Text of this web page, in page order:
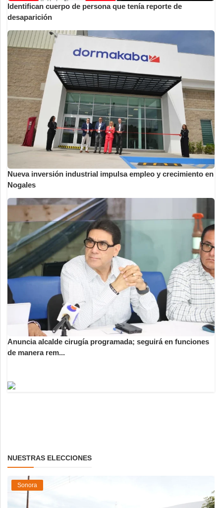
Identifican cuerpo de persona que tenía reporte de
desaparición
Nueva inversión industrial impulsa empleo y crecimiento en
Nogales
Anuncia alcalde cirugía programada; seguirá en funciones
de manera rem...
NUESTRAS ELECCIONES
Sonora